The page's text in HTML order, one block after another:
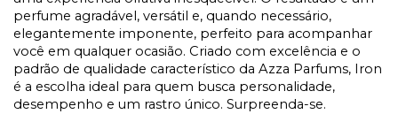
perfume agradável, versátil e, quando necessário,
elegantemente imponente, perfeito para acompanhar
você em qualquer ocasião. Criado com excelência e o
padrão de qualidade característico da Azza Parfums, Iron
é a escolha ideal para quem busca personalidade,
desempenho e um rastro único. Surpreenda-se.